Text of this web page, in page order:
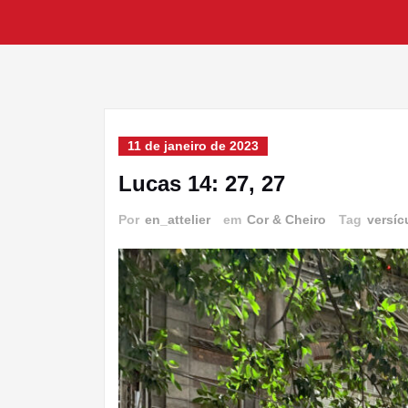
11 de janeiro de 2023
Lucas 14: 27, 27
Por en_attelier em Cor & Cheiro Tag